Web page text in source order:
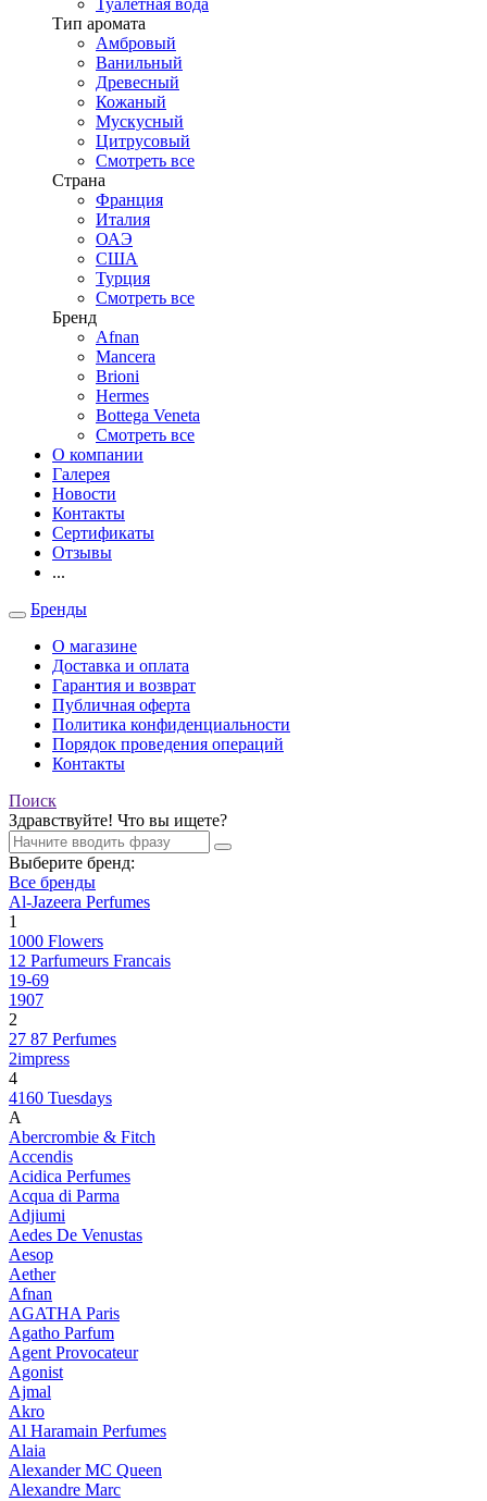
Туалетная вода
Тип аромата
Амбровый
Ванильный
Древесный
Кожаный
Мускусный
Цитрусовый
Смотреть все
Страна
Франция
Италия
ОАЭ
США
Турция
Смотреть все
Бренд
Afnan
Mancera
Brioni
Hermes
Bottega Veneta
Смотреть все
О компании
Галерея
Новости
Контакты
Сертификаты
Отзывы
...
Бренды
О магазине
Доставка и оплата
Гарантия и возврат
Публичная оферта
Политика конфиденциальности
Порядок проведения операций
Контакты
Поиск
Здравствуйте! Что вы ищете?
Выберите бренд:
Все бренды
Al-Jazeera Perfumes
1
1000 Flowers
12 Parfumeurs Francais
19-69
1907
2
27 87 Perfumes
2impress
4
4160 Tuesdays
A
Abercrombie & Fitch
Accendis
Acidica Perfumes
Acqua di Parma
Adjiumi
Aedes De Venustas
Aesop
Aether
Afnan
AGATHA Paris
Agatho Parfum
Agent Provocateur
Agonist
Ajmal
Akro
Al Haramain Perfumes
Alaia
Alexander MC Queen
Alexandre Marc